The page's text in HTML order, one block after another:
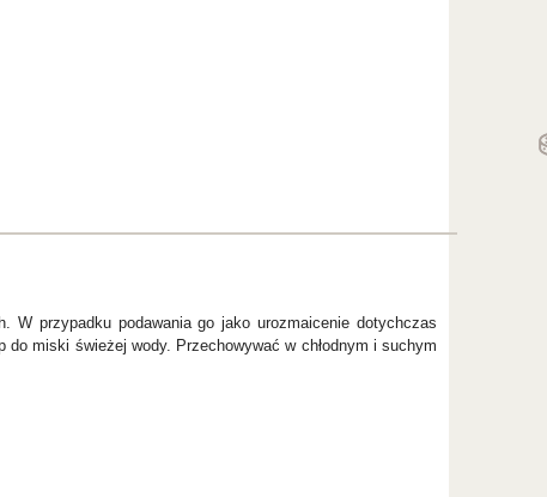
W przypadku podawania go jako urozmaicenie dotychczas
miski świeżej wody. Przechowywać w chłodnym i suchym